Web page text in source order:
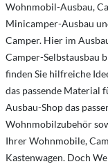
Wohnmobil-Ausbau,
Minicamper-Ausbau
Camper. Hier im
Camper-Selbstausbau
finden Sie hilfreiche
das passende Material
Ausbau-Shop das
Wohnmobilzubehör
Ihrer Wohnmobile,
Kastenwagen. Doch